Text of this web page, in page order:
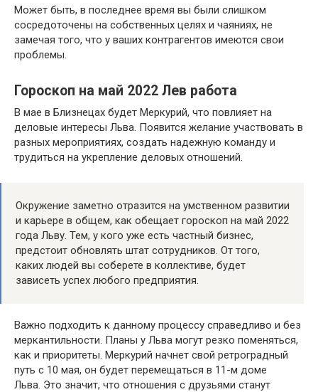
Может быть, в последнее время вы были слишком
сосредоточены на собственных целях и чаяниях, не
замечая того, что у ваших контрагентов имеются свои
проблемы.
Гороскоп на май 2022 Лев работа
В мае в Близнецах будет Меркурий, что повлияет на
деловые интересы Льва. Появится желание участвовать в
разных мероприятиях, создать надежную команду и
трудиться на укрепление деловых отношений.
Окружение заметно отразится на умственном развитии
и карьере в общем, как обещает гороскоп на май 2022
года Льву. Тем, у кого уже есть частный бизнес,
предстоит обновлять штат сотрудников. От того,
каких людей вы соберете в коллективе, будет
зависеть успех любого предприятия.
Важно подходить к данному процессу справедливо и без
меркантильности. Планы у Льва могут резко поменяться,
как и приоритеты. Меркурий начнет свой ретроградный
путь с 10 мая, он будет перемещаться в 11-м доме
Льва. Это значит, что отношения с друзьями станут